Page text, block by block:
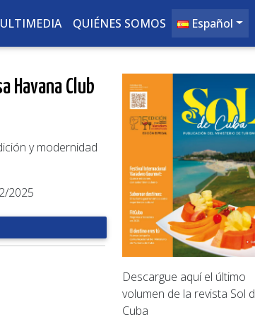
QUIÉNES SOMOS Español
Havana Club
y modernidad
2025
Descargue aquí el último
volumen de la revista Sol
Cuba